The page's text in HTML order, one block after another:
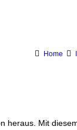
Home
heraus. Mit